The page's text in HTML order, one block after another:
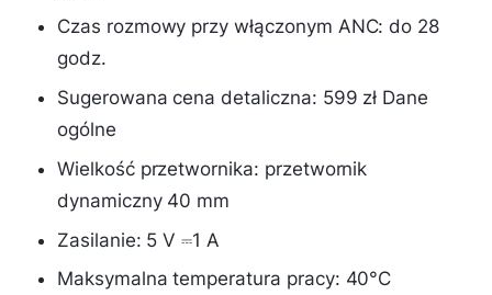
Czas rozmowy przy włączonym ANC: do 28
godz.
Sugerowana cena detaliczna: 599 zł Dane
ogólne
Wielkość przetwornika: przetwornik
dynamiczny 40 mm
Zasilanie: 5 V ⎓1 A
Maksymalna temperatura pracy: 40°C